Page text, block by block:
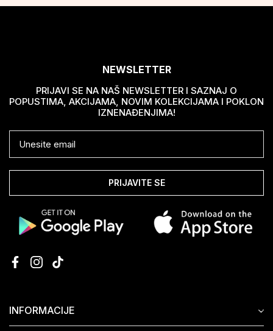
INFORMACIJE
NEWSLETTER
PRIJAVI SE NA NAŠ NEWSLETTER I SAZNAJ O
POPUSTIMA, AKCIJAMA, NOVIM KOLEKCIJAMA I POKLON
IZNENAĐENJIMA!
PRIJAVITE SE